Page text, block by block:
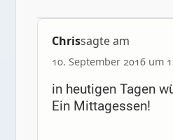
Chrissagte am
10. September 2016 um
in heutigen Tagen
Ein Mittagessen!